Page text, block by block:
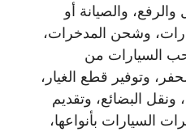
والصيانة أو
وشحن المدخرات،
السيارات من
وتوفير قطع الغيار،
ونقل البضائع، وتقديم
السيارات بأنواعها،